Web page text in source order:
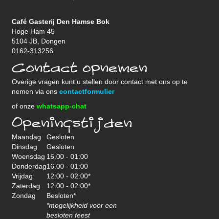
Café Gasterij Den Hamse Bok
Hoge Ham 45
5104 JB, Dongen
0162-313256
Contact opnemen
Overige vragen kunt u stellen door contact met ons op te
nemen via ons contactformulier
of onze whatsapp-chat
Openingstijden
Maandag
Gesloten
Dinsdag
Gesloten
Woensdag 16.00 - 01:00
Donderdag16.00 - 01:00
Vrijdag
12:00 - 02:00*
Zaterdag
12:00 - 02:00*
Zondag
Besloten*
*mogelijkheid voor een
besloten feest